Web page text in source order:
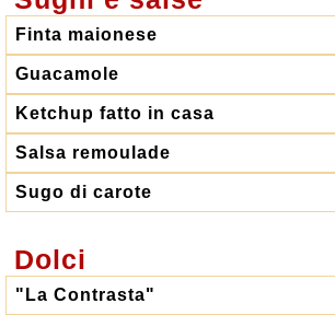
Finta maionese
Guacamole
Ketchup fatto in casa
Salsa remoulade
Sugo di carote
Dolci
"La Contrasta"